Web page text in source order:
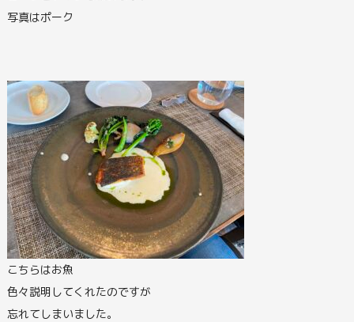
写真はポーク
こちらはお魚
色々説明してくれたのですが
忘れてしまいました。